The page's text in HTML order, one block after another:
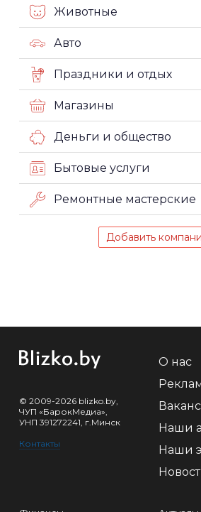
Животные
Авто
Праздники и отдых
Магазины
Деньги и общество
Бытовые услуги
Ремонтные мастерские
Добавить
© 2009-2026 blizko.by,
ЧУП «БарокМедиа»,
УНП 391272241, г.Минск
Контакты
О нас
Наши
Наши